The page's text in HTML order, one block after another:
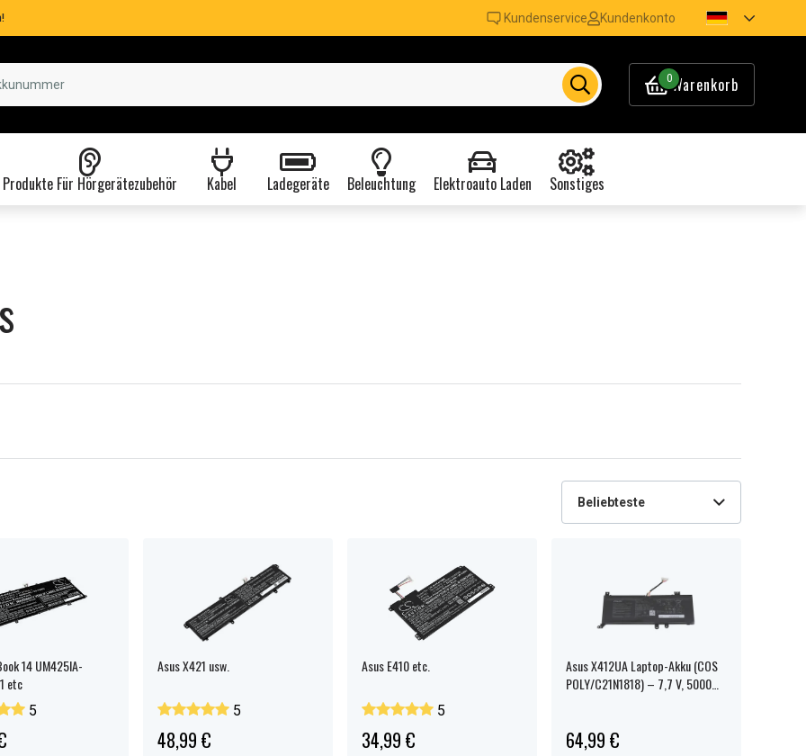
Kundenservice Kundenkonto
0Warenkorb
Produkte Für Hörgerätezubehör Kabel Ladegeräte Beleuchtung Elektroauto Laden Sonstiges
Beliebteste
14 UM425IA-
etc
5
Asus X421 usw.
5
48,99 €
Asus E410 etc.
5
34,99 €
Asus X412UA Laptop-Akku (COS
POLY/C21N1818) – 7,7 V, 5000
64,99 €